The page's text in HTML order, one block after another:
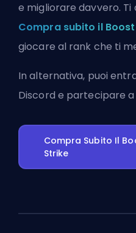
e migliorare davvero. Ti
Compra subito il Boost
giocare al rank che ti
In alternativa, puoi
Discord e partecipare a
Compra Subito Il
Strike